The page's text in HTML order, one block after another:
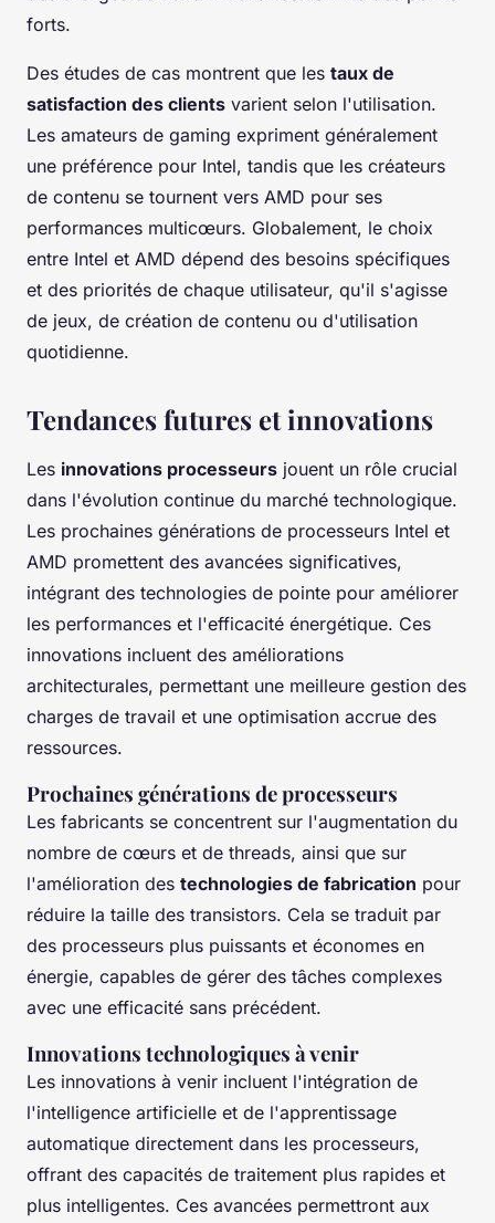
forts.
Des études de cas montrent que les taux de
satisfaction des clients varient selon l'utilisation.
Les amateurs de gaming expriment généralement
une préférence pour Intel, tandis que les créateurs
de contenu se tournent vers AMD pour ses
performances multicœurs. Globalement, le choix
entre Intel et AMD dépend des besoins spécifiques
et des priorités de chaque utilisateur, qu'il s'agisse
de jeux, de création de contenu ou d'utilisation
quotidienne.
Tendances futures et innovations
Les innovations processeurs jouent un rôle crucial
dans l'évolution continue du marché technologique.
Les prochaines générations de processeurs Intel et
AMD promettent des avancées significatives,
intégrant des technologies de pointe pour améliorer
les performances et l'efficacité énergétique. Ces
innovations incluent des améliorations
architecturales, permettant une meilleure gestion des
charges de travail et une optimisation accrue des
ressources.
Prochaines générations de processeurs
Les fabricants se concentrent sur l'augmentation du
nombre de cœurs et de threads, ainsi que sur
l'amélioration des technologies de fabrication pour
réduire la taille des transistors. Cela se traduit par
des processeurs plus puissants et économes en
énergie, capables de gérer des tâches complexes
avec une efficacité sans précédent.
Innovations technologiques à venir
Les innovations à venir incluent l'intégration de
l'intelligence artificielle et de l'apprentissage
automatique directement dans les processeurs,
offrant des capacités de traitement plus rapides et
plus intelligentes. Ces avancées permettront aux